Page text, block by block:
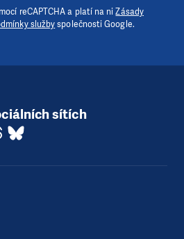
nejvíce potřeba.
reCAPTCHA a platí na niZásady
službyspolečnosti Google.
sítích